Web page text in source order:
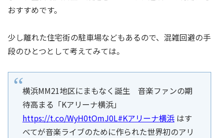
おすすめです。
少し離れた住宅街の駐車場などもあるので、混雑回避の手
段のひとつとして考えてみては。
横浜MM21地区にまもなく誕生 音楽ファンの期
待高まる「Kアリーナ横浜」
https://t.co/WyH0tOmJ0L#Kアリーナ横浜はす
べてが音楽ライブのために作られた世界初のアリ